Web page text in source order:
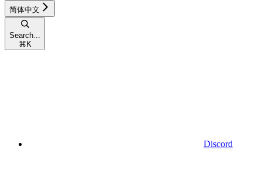
简体中文
Search...
⌘ K
Discord